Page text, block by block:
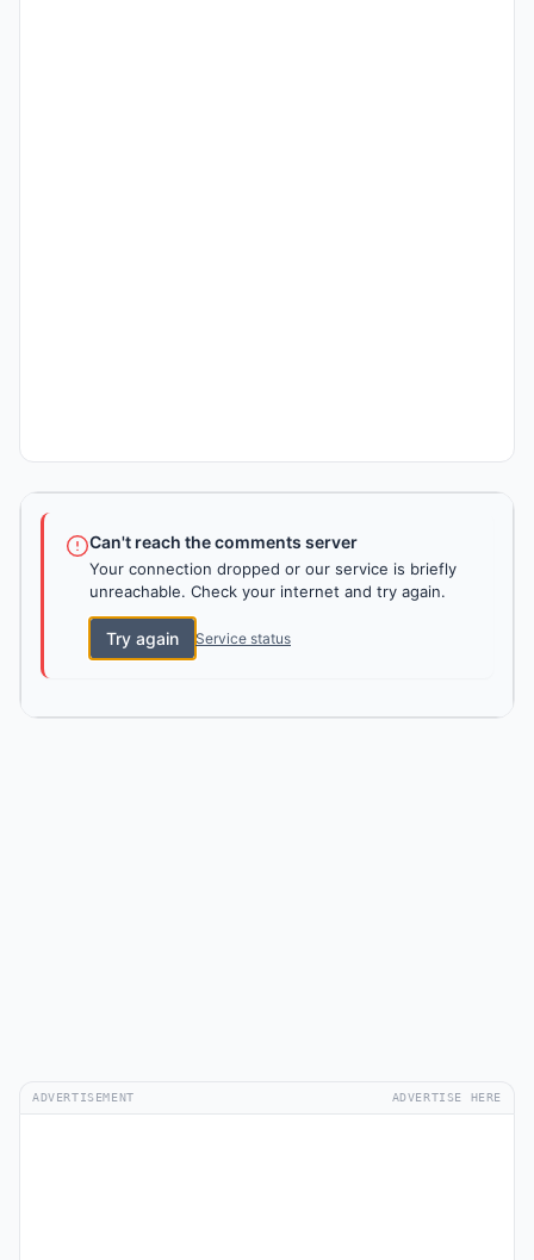
Can't reach the comments server
Your connection dropped or our service is briefly
unreachable. Check your internet and try again.
Try again Service status
ADVERTISEMENT ADVERTISE HERE